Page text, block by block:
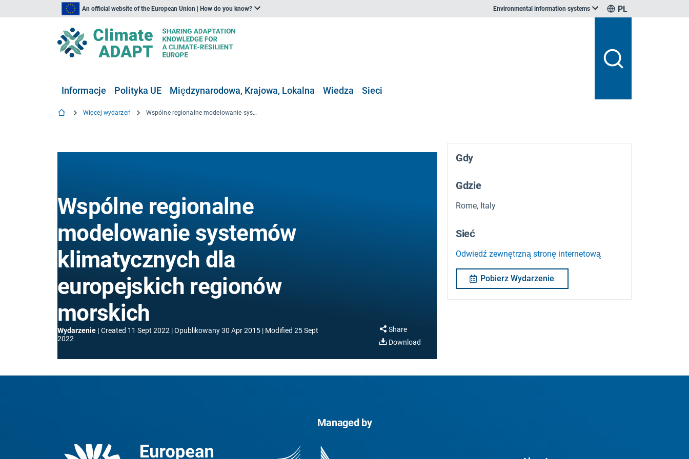
An official website of the European Union | How do you know? Environmental information systems PL
Informacje Polityka UE Międzynarodowa, Krajowa, Lokalna Wiedza Sieci
Więcej wydarzeń Wspólne regionalne modelowanie systemów klimatycznych dla europejskich regionów morskich
Wspólne regionalne
modelowanie systemów
klimatycznych dla
europejskich regionów
morskich
Wydarzenie Created 11 Sept 2022 Opublikowany30 Apr 2015 Modified 25 Sept
2022
Share
Download
Gdy
Gdzie
Rome, Italy
Sieć
Odwiedź zewnętrzną stronę internetową
Pobierz Wydarzenie
Managed by